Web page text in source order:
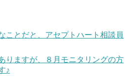
ことだと、アセプトハート相談員
りますが、８月モニタリングの方
♪